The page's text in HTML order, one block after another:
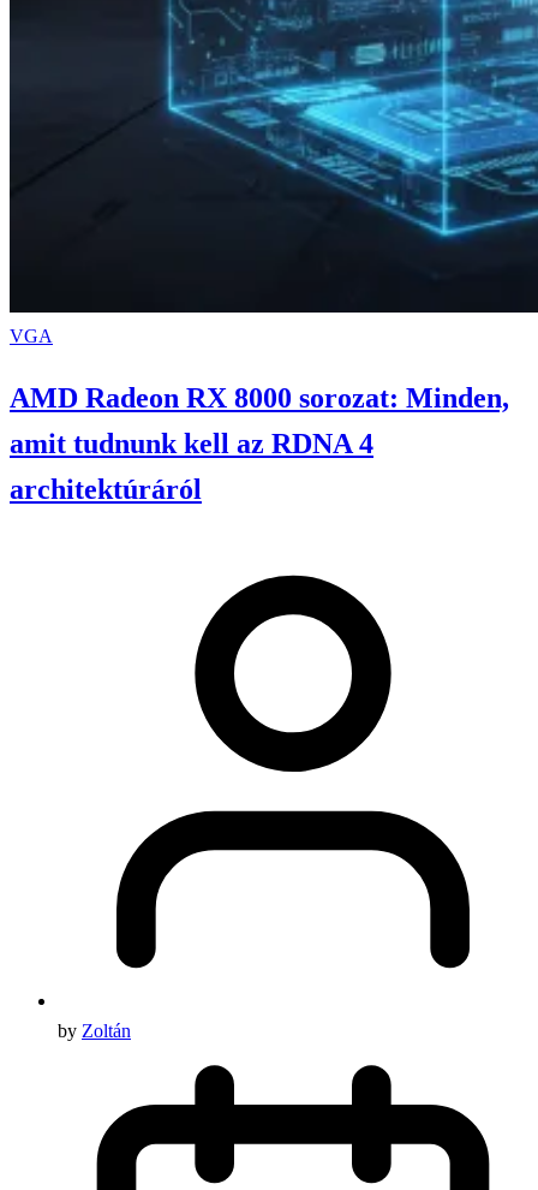
VGA
AMD Radeon RX 8000 sorozat: Minden,
amit tudnunk kell az RDNA 4
architektúráról
by Zoltán